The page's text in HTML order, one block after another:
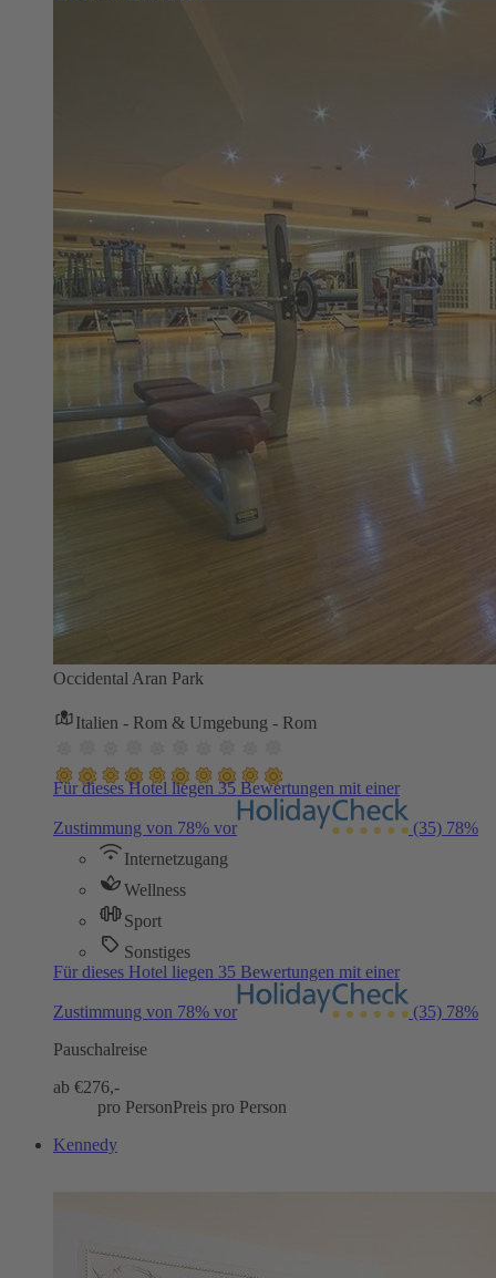
Occidental Aran Park
Italien - Rom & Umgebung - Rom
Für dieses Hotel liegen 35 Bewertungen mit einer
Zustimmung von 78% vor (35) 78%
Internetzugang
Wellness
Sport
Sonstiges
Für dieses Hotel liegen 35 Bewertungen mit einer
Zustimmung von 78% vor (35) 78%
Pauschalreise
ab €276,-
pro PersonPreis pro Person
Kennedy